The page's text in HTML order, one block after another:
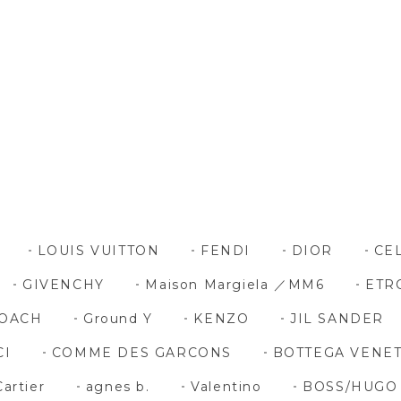
LOUIS VUITTON FENDI DIOR
GIVENCHY Maison Margiela ／MM6
Ground Y KENZO JIL SANDER
COMME DES GARCONS BOTTEGA
agnes b. Valentino BOSS/